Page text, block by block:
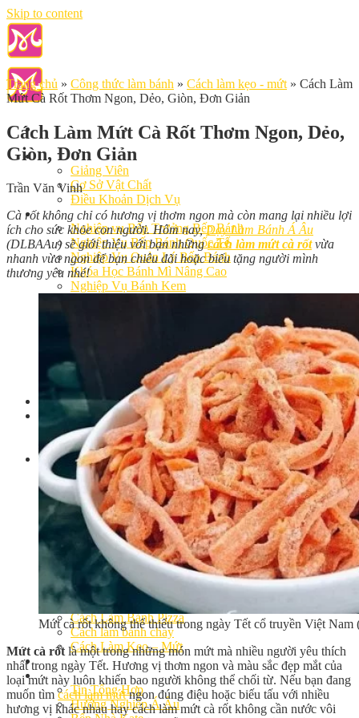
Skip to content
Giới Thiệu
Giảng Viên
Cơ Sở Vật Chất
Điều Khoản Dịch Vụ
Học Làm Bánh
Nghiệp vụ Bếp Trưởng Bếp Bánh
Nghiệp Vụ Bếp Bánh Quốc Tế
Nghiệp Vụ Quản Lý Bếp Bánh
Khóa Học Bánh Mì Nâng Cao
Nghiệp Vụ Bánh Kem
Khóa Học Bánh Kinh Doanh
Khóa Học Handmade Mini Cake
Master Class
Chuyên Đề
Khai Giảng
Lịch học – Lịch thi
Đăng Ký Học
Công Thức
Cách Làm Bánh Việt
Cách Làm Bánh Âu
Cách Làm Bánh Kem
Cách Làm Bánh Mì
Cách Làm Bánh Trung Thu
Cách Làm Bánh Flan
Cách Làm Bánh Bao
Cách Làm Bánh Bông Lan
Cách Làm Bánh Su Kem
Cách làm bánh CupCake
Cách Làm Bánh Pizza
Cách làm bánh chay
Cách Làm Kẹo – Mứt
Video
Tin tức
Tin Tổng Hợp
Hướng Nghiệp Á Âu
Trang chủ » Công thức làm bánh » Cách làm kẹo - mứt » Cách Làm
Mứt Cà Rốt Thơm Ngon, Dẻo, Giòn, Đơn Giản
Cách Làm Mứt Cà Rốt Thơm Ngon, Dẻo,
Giòn, Đơn Giản
Trần Văn Vinh
Cà rốt không chỉ có hương vị thơm ngon mà còn mang lại nhiều lợi
ích cho sức khỏe con người. Hôm nay,Dạy Làm Bánh Á Âu
(DLBAAu) sẽ giới thiệu với bạn nhữngcách làm mứt cà rốtvừa
nhanh vừa ngon để bạn chiêu đãi hoặc biếu tặng người mình
thương yêu nhé!
Mứt cà rốt không thể thiếu trong ngày Tết cổ truyền Việt Nam
Mứt cà rốt là một trong những món mứt mà nhiều người yêu thích
nhất trong ngày Tết. Hương vị thơm ngon và màu sắc đẹp mắt của
loại mứt này luôn khiến bao người không thể chối từ. Nếu bạn đang
muốn tìmcách làm mứtngon đúng điệu hoặc biếu tấu với nhiều
hương vị khác nhau hay cách làm mứt cà rốt không cần nước vôi